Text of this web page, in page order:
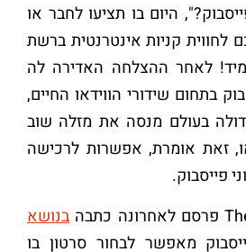
היום בו תציעו לחבר או
קניות אינטרנטית ברשת
לאחר ההצלחה האדירה לה
בתחום שידורי הווידאו החיים,
בעולם מנסה את מזלה שוב
זאת אומרת, אפשרות לרכישה
פייסבוק.
בנושא
מאפשר לבחור סרטון בו